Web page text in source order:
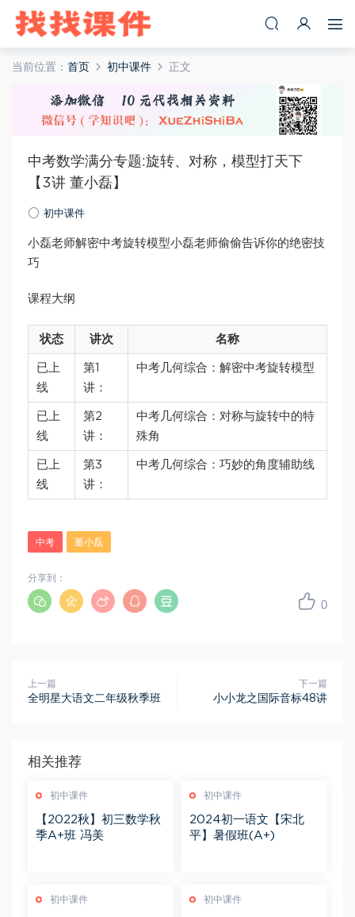
当前位置： 首页 初中课件 正文
中考数学满分专题:旋转、对称，模型打天下
【3讲 董小磊】
初中课件
小磊老师解密中考旋转模型小磊老师偷偷告诉你的绝密技
巧
课程大纲
状态 讲次 名称
已上
线
第1
讲：
中考几何综合：解密中考旋转模型
已上
线
第2
讲：
中考几何综合：对称与旋转中的特
殊角
已上
线
第3
讲：
中考几何综合：巧妙的角度辅助线
中考 董小磊
0
分享到：
上一篇
全明星大语文二年级秋季班
下一篇
小小龙之国际音标48讲
相关推荐
初中课件
【2022秋】初三数学秋
季A+班 冯美
初中课件
2024初一语文【宋北
平】暑假班(A+)
初中课件 初中课件